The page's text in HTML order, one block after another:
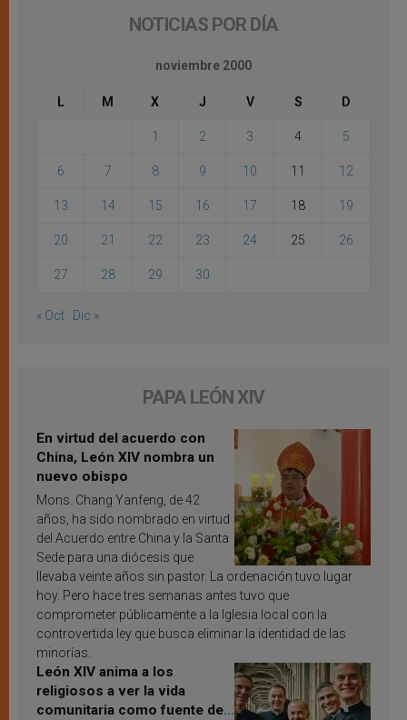
NOTICIAS POR DÍA
noviembre 2000
L M X J V S D
1 2 3 4 5
6 7 8 9 10 11 12
13 14 15 16 17 18 19
20 21 22 23 24 25 26
27 28 29 30
« Oct Dic »
PAPA LEÓN XIV
En virtud del acuerdo con
China, León XIV nombra un
nuevo obispo
Mons. Chang Yanfeng, de 42
años, ha sido nombrado en virtud
del Acuerdo entre China y la Santa
Sede para una diócesis que
llevaba veinte años sin pastor. La ordenación tuvo lugar
hoy. Pero hace tres semanas antes tuvo que
comprometer públicamente a la Iglesia local con la
controvertida ley que busca eliminar la identidad de las
minorías.
León XIV anima a los
religiosos a ver la vida
comunitaria como fuente de